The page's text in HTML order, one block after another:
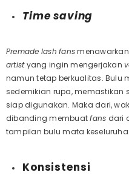
Time saving
Premade lash fans
artistyang ingin mengerjakan
namun tetap berkualitas.Bulu
sedemikian rupa, memastikan
siap digunakan. Maka dari,
dibanding membuatfans dari
tampilan bulu mata
Konsistensi